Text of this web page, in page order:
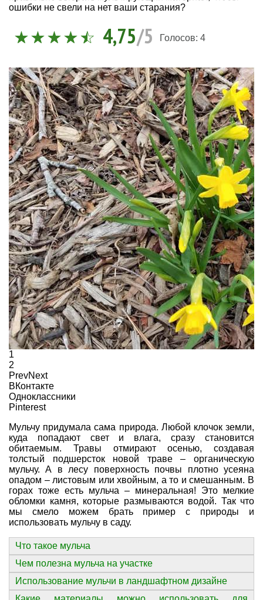
ошибки не свели на нет ваши старания?
4,75/5 Голосов: 4
1
2
PrevNext
ВКонтакте
Одноклассники
Pinterest
Мульчу придумала сама природа. Любой клочок земли,
куда попадают свет и влага, сразу становится
обитаемым. Травы отмирают осенью, создавая
толстый подшерсток новой траве – органическую
мульчу. А в лесу поверхность почвы плотно усеяна
опадом – листовым или хвойным, а то и смешанным. В
горах тоже есть мульча – минеральная! Это мелкие
обломки камня, которые размываются водой. Так что
мы смело можем брать пример с природы и
использовать мульчу в саду.
Что такое мульча
Чем полезна мульча на участке
Использование мульчи в ландшафтном дизайне